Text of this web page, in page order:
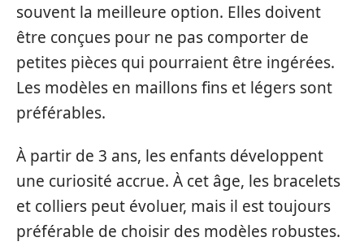
souvent la meilleure option. Elles doivent
être conçues pour ne pas comporter de
petites pièces qui pourraient être ingérées.
Les modèles en maillons fins et légers sont
préférables.
À partir de 3 ans, les enfants développent
une curiosité accrue. À cet âge, les bracelets
et colliers peut évoluer, mais il est toujours
préférable de choisir des modèles robustes.